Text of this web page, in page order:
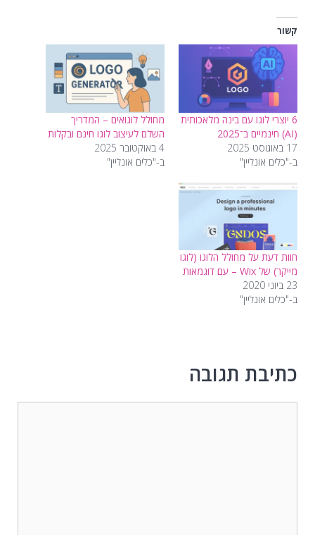
קשור
6 יוצרי לוגו עם בינה מלאכותית
(AI) חינמיים ב־2025
17 באוגוסט 2025
ב-"כלים אונליין"
מחולל לוגואים – המדריך
השלם לעיצוב לוגו חינם ובקלות
4 באוקטובר 2025
ב-"כלים אונליין"
חוות דעת על מחולל הלוגו (לוגו
מייקר) של Wix – עם דוגמאות
23 ביוני 2020
ב-"כלים אונליין"
כתיבת תגובה